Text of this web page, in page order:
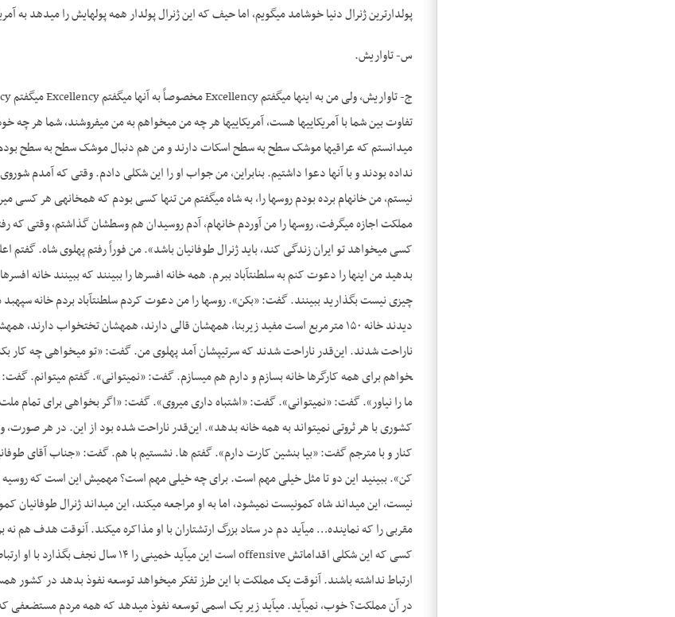
پولدارترین ژنرال دنیا خوشامد می­گویم، اما حیف که این ژنرال پولدار همه پول­هایش را می­دهد
س- تاواریش.
تفاوت بین شما با آمریکایی­ها هست، آمریکایی­ها هر چه من می­خواهم به من می­فروشند، شما هر چه
می­دانستم که عراقی­ها موشک سطح به سطح اسکات دارند و من هم دنبال موشک سطح به سطح
نداده بودند و با آن­ها دعوا داشتیم. بنابراین، من جواب او را این شکلی دادم. وقتی که آمدم
نیستم، من خانه­ام برده بودم روس­ها را، به شاه می­گفتم من تنها کسی بودم که هم­خانه­ی هر
مملکت اجازه می­گرفت، روس­ها را من آوردم خانه­ام، آدم روسی­دان هم وسط­شان گذاشتم، وقتی
کسی می­خواهد تو ایران زندگی کند، باید ژنرال طوفانیان باشد». من فوراً رفتم پهلوی شاه.
بدهید من اینها را دعوت کنم به سلطنت­آباد ببرم. همه خانه افسرها را ببینند که ببینند خانه
چیزی نیست بگذارید ببینند. گفت: «بکن». روس­ها را من دعوت کردم سلطنت­آباد بردم خانه سپهبد
دیدند خانه ۱۵۰ مترمربع است مفید زیربنا، همه­شان قالی دارند، همه­شان تختخواب
خواهم برای همه کارگرها خانه بسازم و دارم هم می­سازم. گفت: «نمی­توانی». گفتم می­توانم.
کشوری با هر ثروتی نمی­تواند به همه خانه بدهد». این‌قدر ناراحت شده بود از این. در هر
کنار و با مترجم گفت: «بیا بنشین کارت دارم». گفتم ها. نشستیم با هم. گفت: «جناب آقای
نیست، این می­داند شاه کمونیست نمی­شود، اما به او مراجعه می­کند، این می­داند ژنرال طوفانیان
مقربی را که نماینده… می­آید دم در ستاد بزرگ ارتشتاران با او مذاکره می­کند. آن­وقت
ارتباط نداشته باشند. آن­وقت یک مملکت با این طرز تفکر می­خواهد توسعه نفوذ بدهد در کشور
در آن مملکت؟ خوب، نمی­آید. می­آید زیر یک اسمی توسعه نفوذ می­دهد که همه مردم مستضعفی که